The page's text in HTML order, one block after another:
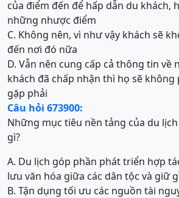
của điểm đến để hấp dẫn du khách,
những nhược điểm
C. Không nên, vì như vậy khách sẽ
đến nơi đó nữa
D. Vẫn nên cung cấp cả thông tin về
khách đã chấp nhận thì họ sẽ không
gặp phải
Câu hỏi 673900:
Những mục tiêu nền tảng của du
gì?
A. Du lịch góp phần phát triển hợp
lưu văn hóa giữa các dân tộc và giữ
B. Tận dụng tối ưu các nguồn tài